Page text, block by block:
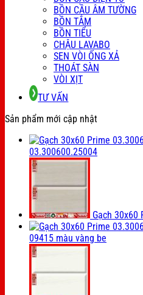
BỒN CẦU ÂM TƯỜNG
BỒN TẮM
BỒN TIỂU
CHẬU LAVABO
SEN VÒI ỐNG XẢ
THOÁT SÀN
VÒI XỊT
TƯ VẤN
Sản phẩm mới cập nhật
03.300600.25004
Gạch 30x60
09415 màu vàng be